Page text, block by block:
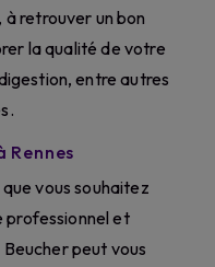
retrouver un bon
la qualité de votre
entre autres
Rennes
vous souhaitez
professionnel et
peut vous